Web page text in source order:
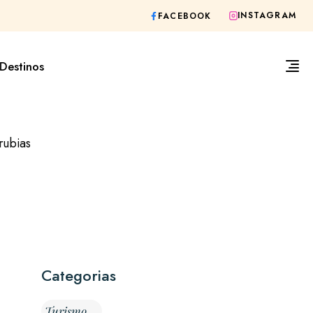
FACEBOOK INSTAGRAM
Destinos
Categorias